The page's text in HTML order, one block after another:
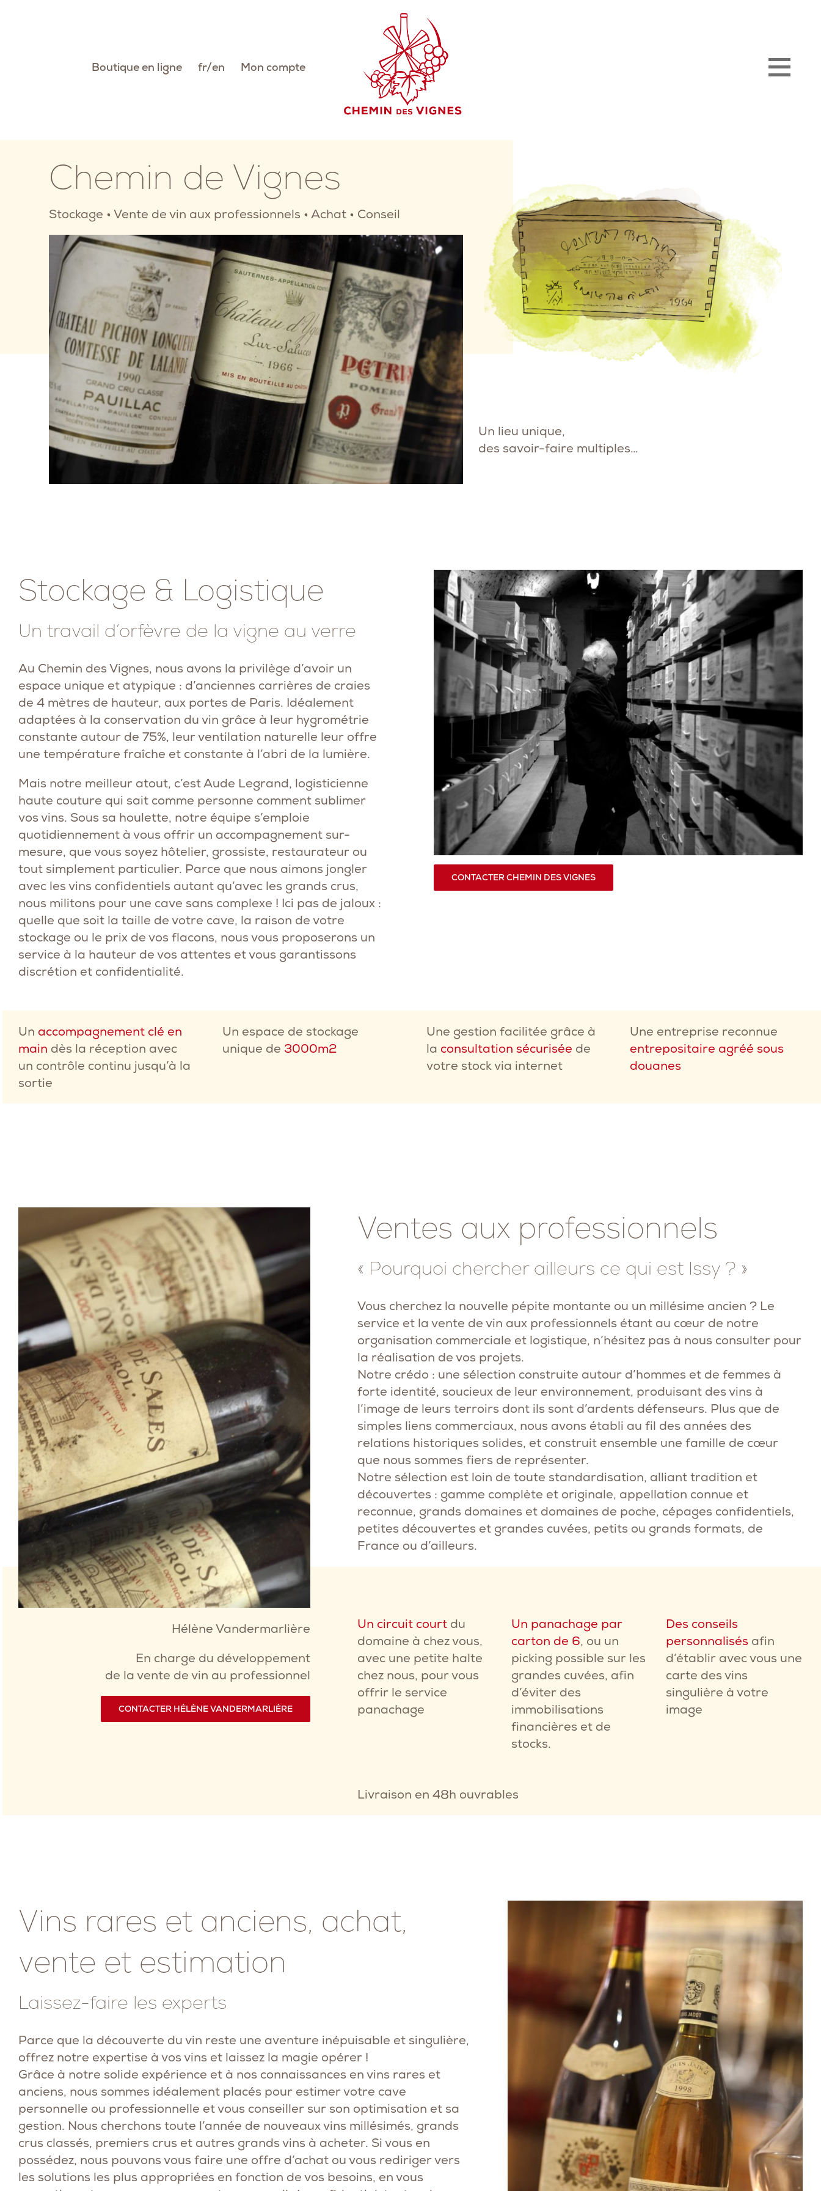
Boutique en ligne fr en Mon compte
Chemin de Vignes
Stockage • Vente de vin aux professionnels • Achat• Conseil
Un lieu unique,
des savoir-faire multiples…
Stockage & Logistique
Un travail d’orfèvre de la vigne au verre
Au Chemin des Vignes, nous avons la privilège d’avoir un
espace unique et atypique : d’anciennes carrières de craies
de 4 mètres de hauteur, aux portes de Paris. Idéalement
adaptées à la conservation du vin grâce à leur hygrométrie
constante autour de 75%, leur ventilation naturelle leur offre
une température fraîche et constante à l’abri de la lumière.
Mais notre meilleur atout, c’est Aude Legrand, logisticienne
haute couture qui sait comme personne comment sublimer
vos vins. Sous sa houlette, notre équipe s’emploie
quotidiennement à vous offrir un accompagnement sur-
mesure, que vous soyez hôtelier, grossiste, restaurateur ou
tout simplement particulier. Parce que nous aimons jongler
avec les vins confidentiels autant qu’avec les grands crus,
nous militons pour une cave sans complexe ! Ici pas de jaloux :
quelle que soit la taille de votre cave, la raison de votre
stockage ou le prix de vos flacons, nous vous proposerons un
service à la hauteur de vos attentes et vous garantissons
discrétion et confidentialité.
CONTACTER CHEMIN DES VIGNES
Un accompagnement clé en
main dès la réception avec
un contrôle continu jusqu’à la
sortie
Un espace de stockage
unique de 3000m2
Une gestion facilitée grâce à
la consultation sécurisée de
votre stock via internet
Une entreprise reconnue
entrepositaire agréé sous
douanes
Hélène Vandermarlière
En charge du développement
de la vente de vin au professionnel
CONTACTER HÉLÈNE VANDERMARLIÈRE
Ventes aux professionnels
« Pourquoi chercher ailleurs ce qui est Issy ? »
Vous cherchez la nouvelle pépite montante ou un millésime ancien ? Le
service et la vente de vin aux professionnels étant au cœur de notre
organisation commerciale et logistique, n’hésitez pas à nous consulter pour
la réalisation de vos projets.
Notre crédo : une sélection construite autour d’hommes et de femmes à
forte identité, soucieux de leur environnement, produisant des vins à
l’image de leurs terroirs dont ils sont d’ardents défenseurs. Plus que de
simples liens commerciaux, nous avons établi au fil des années des
relations historiques solides, et construit ensemble une famille de cœur
que nous sommes fiers de représenter.
Notre sélection est loin de toute standardisation, alliant tradition et
découvertes : gamme complète et originale, appellation connue et
reconnue, grands domaines et domaines de poche, cépages confidentiels,
petites découvertes et grandes cuvées, petits ou grands formats, de
France ou d’ailleurs.
Un circuit courtdu
domaine à chez vous,
avec une petite halte
chez nous, pour vous
offrir le service
panachage
Un panachage par
carton de 6, ou un
picking possible sur les
grandes cuvées, afin
d’éviter des
immobilisations
financières et de
stocks.
Des conseils
personnalisés afin
d’établir avec vous une
carte des vins
singulière à votre
image
Livraison en 48h ouvrables
Vins rares et anciens, achat,
vente et estimation
Laissez-faire les experts
Parce que la découverte du vin reste une aventure inépuisable et singulière,
offrez notre expertise à vos vins et laissez la magie opérer !
Grâce à notre solide expérience et à nos connaissances en vins rares et
anciens, nous sommes idéalement placés pour estimer votre cave
personnelle ou professionnelle et vous conseiller sur son optimisation et sa
gestion. Nous cherchons toute l’année de nouveaux vins millésimés, grands
crus classés, premiers crus et autres grands vins à acheter. Si vous en
possédez, nous pouvons vous faire une offre d’achat ou vous rediriger vers
les solutions les plus appropriées en fonction de vos besoins, en vous